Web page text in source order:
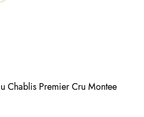
Chablis Premier Cru Montee